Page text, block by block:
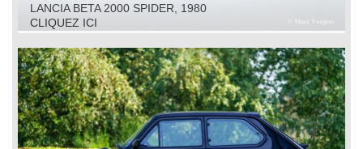
LANCIA BETA 2000 SPIDER, 1980
CLIQUEZ ICI